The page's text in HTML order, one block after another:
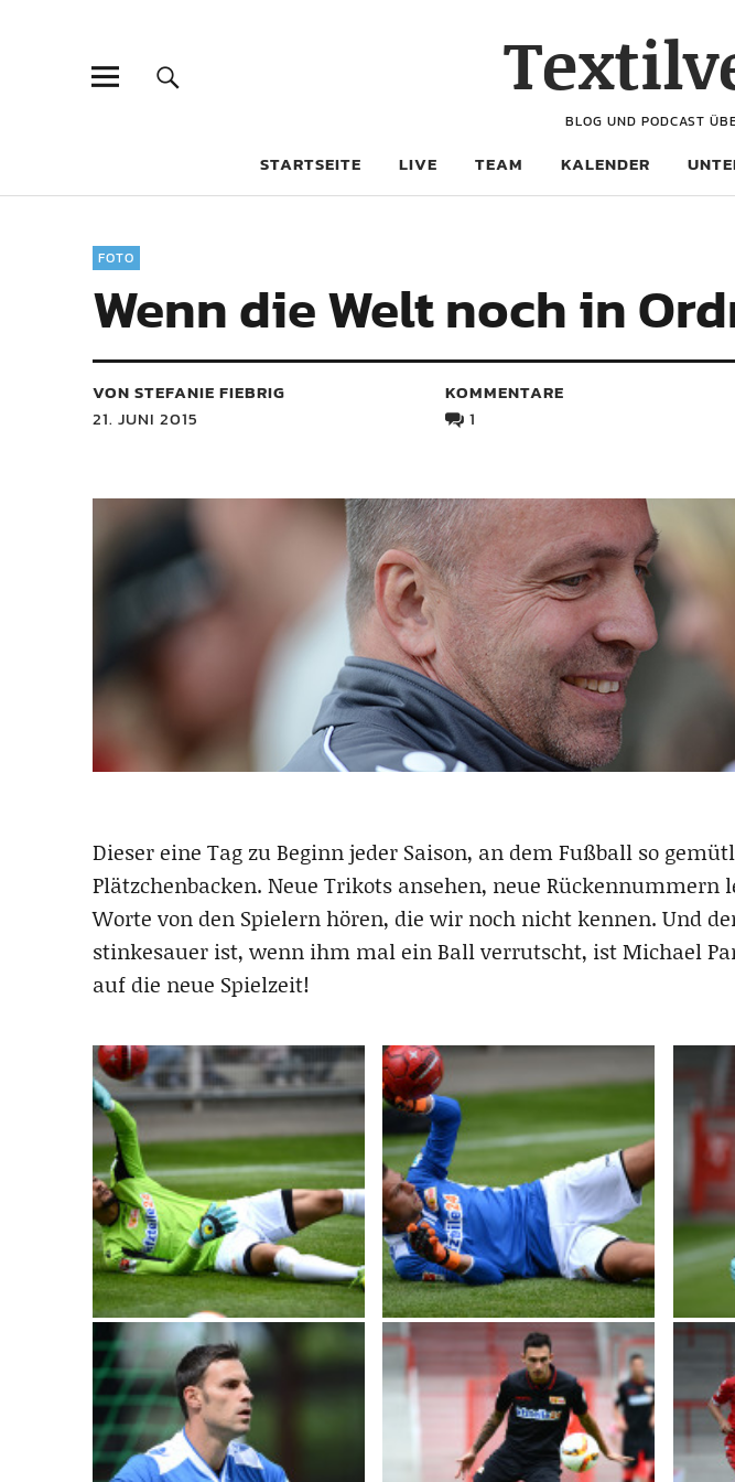
BLOG UND PODCAST
STARTSEITE LIVE TEAM KALENDER
FOTO
Wenn die Welt noch in
VON STEFANIE FIEBRIG
21. JUNI 2015
KOMMENTARE
1
Dieser eine Tag zu Beginn jeder Saison, an dem Fußball so
Plätzchenbacken. Neue Trikots ansehen, neue Rückennummern
Worte von den Spielern hören, die wir noch nicht kennen. Und
stinkesauer ist, wenn ihm mal ein Ball verrutscht, ist Michael
auf die neue Spielzeit!